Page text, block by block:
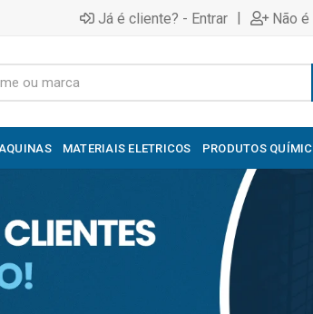
Já é cliente? - Entrar | Não
MATERIAIS ELETRICOS PRODUTOS